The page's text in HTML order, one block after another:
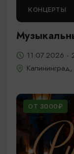
КОНЦЕРТЫ
11.07.2026 -
ОТ 3000₽